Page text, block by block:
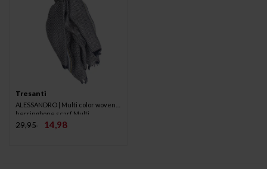
Tresanti
ALESSANDRO | Multi color woven
herringbone scarf Multi
29,95 14,98